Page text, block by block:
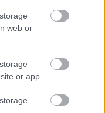
web or
or app.
προσλήψεων
Στάδιο